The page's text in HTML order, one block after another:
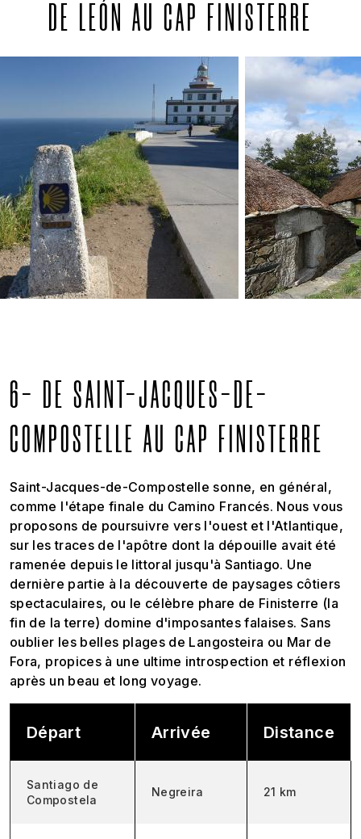
DE LEÓN AU CAP FINISTERRE
6- DE SAINT-JACQUES-DE-
COMPOSTELLE AU CAP FINISTERRE
Saint-Jacques-de-Compostelle sonne, en général,
comme l'étape finale du Camino Francés. Nous vous
proposons de poursuivre vers l'ouest et l'Atlantique,
sur les traces de l'apôtre dont la dépouille avait été
ramenée depuis le littoral jusqu'à Santiago. Une
dernière partie à la découverte de paysages côtiers
spectaculaires, ou le célèbre phare de Finisterre (la
fin de la terre) domine d'imposantes falaises. Sans
oublier les belles plages de Langosteira ou Mar de
Fora, propices à une ultime introspection et réflexion
après un beau et long voyage.
Départ Arrivée Distance
Santiago de
Compostela
Negreira 21 km